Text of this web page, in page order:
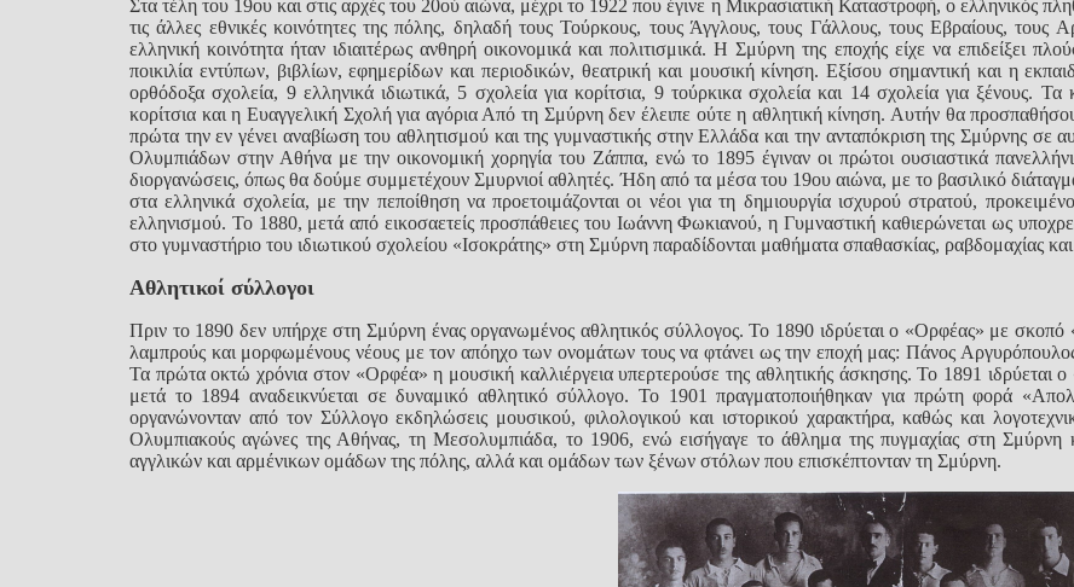
Στα τέλη του 19ου και στις αρχές του 20ού αιώνα, μέχρι το 1922 που έγινε η Μικρασιατική Καταστροφή, ο ελληνικός
τις άλλες εθνικές κοινότητες της πόλης, δηλαδή τους Τούρκους, τους Άγγλους, τους Γάλλους, τους Εβραίους, τους
ελληνική κοινότητα ήταν ιδιαιτέρως ανθηρή οικονομικά και πολιτισμικά. Η Σμύρνη της εποχής είχε να επιδείξει
ποικιλία εντύπων, βιβλίων, εφημερίδων και περιοδικών, θεατρική και μουσική κίνηση. Εξίσου σημαντική και η
ορθόδοξα σχολεία, 9 ελληνικά ιδιωτικά, 5 σχολεία για κορίτσια, 9 τούρκικα σχολεία και 14 σχολεία για ξένους.
κορίτσια και η Ευαγγελική Σχολή για αγόρια Από τη Σμύρνη δεν έλειπε ούτε η αθλητική κίνηση. Αυτήν θα
πρώτα την εν γένει αναβίωση του αθλητισμού και της γυμναστικής στην Ελλάδα και την ανταπόκριση της Σμύρνης σε
Ολυμπιάδων στην Αθήνα με την οικονομική χορηγία του Ζάππα, ενώ το 1895 έγιναν οι πρώτοι ουσιαστικά
διοργανώσεις, όπως θα δούμε συμμετέχουν Σμυρνιοί αθλητές. Ήδη από τα μέσα του 19ου αιώνα, με το βασιλικό
στα ελληνικά σχολεία, με την πεποίθηση να προετοιμάζονται οι νέοι για τη δημιουργία ισχυρού στρατού,
ελληνισμού. Το 1880, μετά από εικοσαετείς προσπάθειες του Ιωάννη Φωκιανού, η Γυμναστική καθιερώνεται ως
στο γυμναστήριο του ιδιωτικού σχολείου «Ισοκράτης» στη Σμύρνη παραδίδονται μαθήματα σπαθασκίας, ραβδομαχίας
Αθλητικοί σύλλογοι
Πριν το 1890 δεν υπήρχε στη Σμύρνη ένας οργανωμένος αθλητικός σύλλογος. Το 1890 ιδρύεται ο «Ορφέας» με
λαμπρούς και μορφωμένους νέους με τον απόηχο των ονομάτων τους να φτάνει ως την εποχή μας: Πάνος
Τα πρώτα οκτώ χρόνια στον «Ορφέα» η μουσική καλλιέργεια υπερτερούσε της αθλητικής άσκησης. Το 1891 ιδρύεται
μετά το 1894 αναδεικνύεται σε δυναμικό αθλητικό σύλλογο. Το 1901 πραγματοποιήθηκαν για πρώτη φορά
οργανώνονταν από τον Σύλλογο εκδηλώσεις μουσικού, φιλολογικού και ιστορικού χαρακτήρα, καθώς και
Ολυμπιακούς αγώνες της Αθήνας, τη Μεσολυμπιάδα, το 1906, ενώ εισήγαγε το άθλημα της πυγμαχίας στη Σμύρνη
αγγλικών και αρμένικων ομάδων της πόλης, αλλά και ομάδων των ξένων στόλων που επισκέπτονταν τη Σμύρνη.